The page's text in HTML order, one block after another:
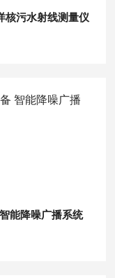
核污水射线测量仪
能降噪广播系统